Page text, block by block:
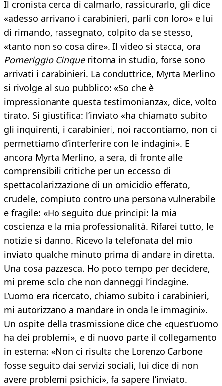
Il cronista cerca di calmarlo, rassicurarlo, gli dice
«adesso arrivano i carabinieri, parli con loro» e lui
di rimando, rassegnato, colpito da se stesso,
«tanto non so cosa dire». Il video si stacca, ora
Pomeriggio Cinque ritorna in studio, forse sono
arrivati i carabinieri. La conduttrice, Myrta Merlino
si rivolge al suo pubblico: «So che è
impressionante questa testimonianza», dice, volto
tirato. Si giustifica: l’inviato «ha chiamato subito
gli inquirenti, i carabinieri, noi raccontiamo, non ci
permettiamo d’interferire con le indagini». E
ancora Myrta Merlino, a sera, di fronte alle
comprensibili critiche per un eccesso di
spettacolarizzazione di un omicidio efferato,
crudele, compiuto contro una persona vulnerabile
e fragile: «Ho seguito due principi: la mia
coscienza e la mia professionalità. Rifarei tutto, le
notizie si danno. Ricevo la telefonata del mio
inviato qualche minuto prima di andare in diretta.
Una cosa pazzesca. Ho poco tempo per decidere,
mi preme solo che non danneggi l’indagine.
L’uomo era ricercato, chiamo subito i carabinieri,
mi autorizzano a mandare in onda le immagini».
Un ospite della trasmissione dice che «quest’uomo
ha dei problemi», e di nuovo parte il collegamento
in esterna: «Non ci risulta che Lorenzo Carbone
fosse seguito dai servizi sociali, lui dice di non
avere problemi psichici», fa sapere l’inviato.